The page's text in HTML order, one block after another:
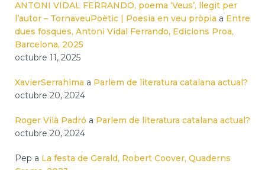
ANTONI VIDAL FERRANDO, poema ‘Veus’, llegit per
l’autor – TornaveuPoètic | Poesia en veu pròpia a Entre
dues fosques, Antoni Vidal Ferrando, Edicions Proa,
Barcelona, 2025
octubre 11, 2025
XavierSerrahima a Parlem de literatura catalana actual?
octubre 20, 2024
Roger Vilà Padró a Parlem de literatura catalana actual?
octubre 20, 2024
Pep a La festa de Gerald, Robert Coover, Quaderns